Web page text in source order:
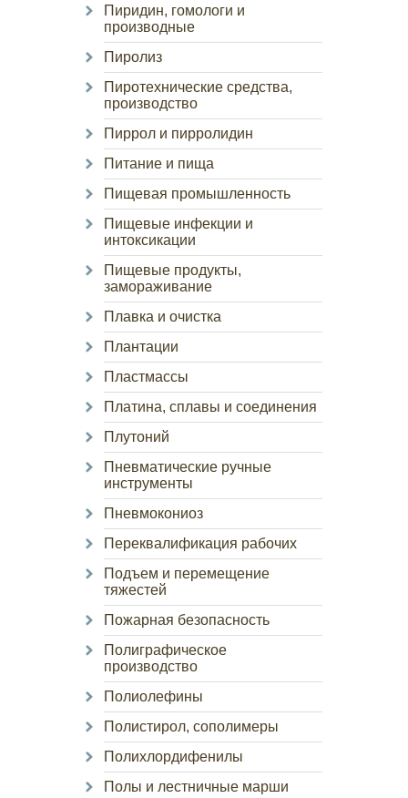
Пиридин, гомологи и
производные
Пиролиз
Пиротехнические средства,
производство
Пиррол и пирролидин
Питание и пища
Пищевая промышленность
Пищевые инфекции и
интоксикации
Пищевые продукты,
замораживание
Плавка и очистка
Плантации
Пластмассы
Платина, сплавы и соединения
Плутоний
Пневматические ручные
инструменты
Пневмокониоз
Переквалификация рабочих
Подъем и перемещение
тяжестей
Пожарная безопасность
Полиграфическое
производство
Полиолефины
Полистирол, сополимеры
Полихлордифенилы
Полы и лестничные марши